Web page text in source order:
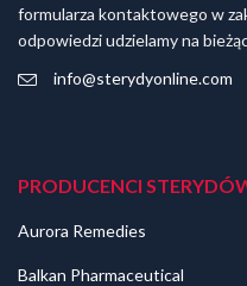
formularza kontaktowego w
odpowiedzi udzielamy na
info@sterydyonline.com
PRODUCENCI
Aurora Remedies
Balkan Pharmaceutical